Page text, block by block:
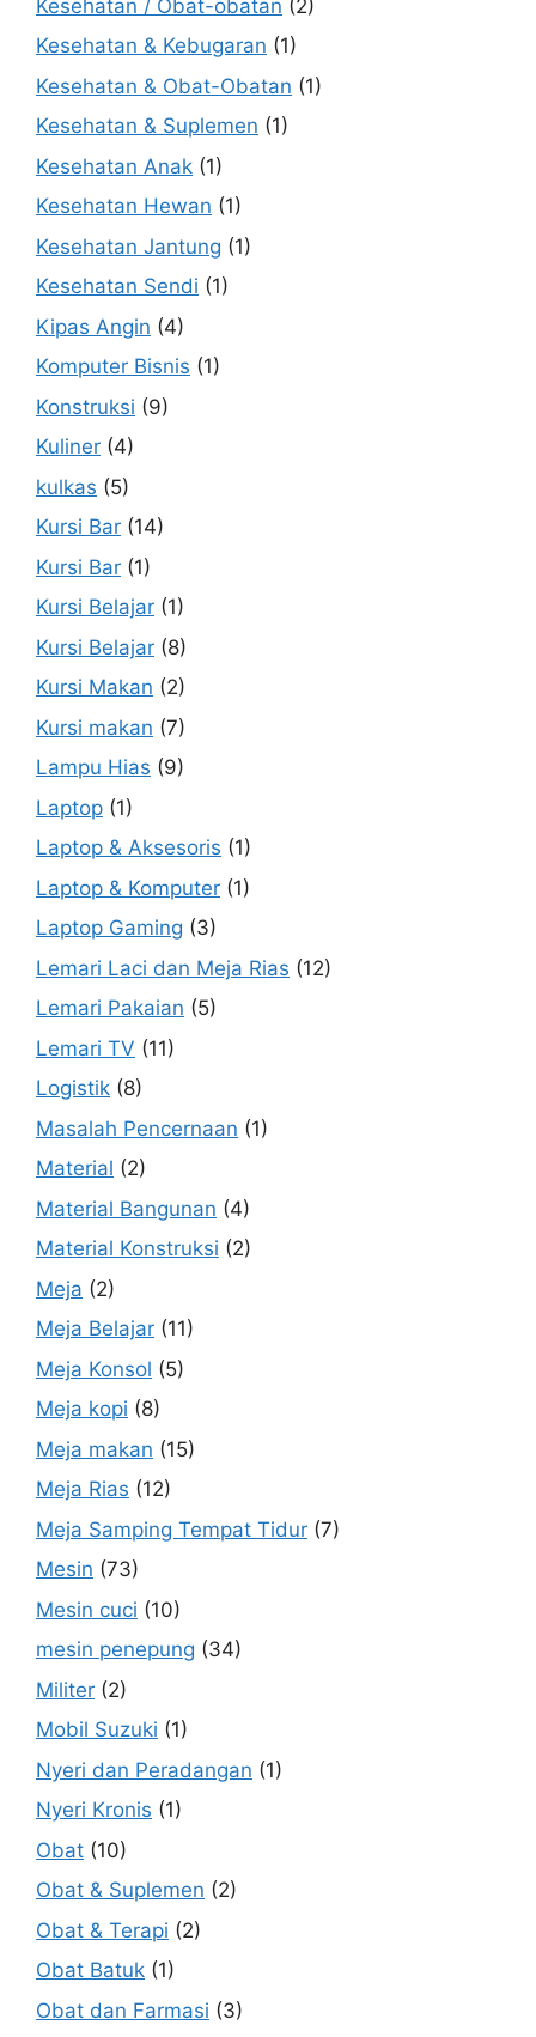
Kesehatan / Obat-obatan (2)
Kesehatan & Kebugaran (1)
Kesehatan & Obat-Obatan (1)
Kesehatan & Suplemen (1)
Kesehatan Anak (1)
Kesehatan Hewan (1)
Kesehatan Jantung (1)
Kesehatan Sendi (1)
Kipas Angin (4)
Komputer Bisnis (1)
Konstruksi (9)
Kuliner (4)
kulkas (5)
Kursi Bar (14)
Kursi Bar (1)
Kursi Belajar (1)
Kursi Belajar (8)
Kursi Makan (2)
Kursi makan (7)
Lampu Hias (9)
Laptop (1)
Laptop & Aksesoris (1)
Laptop & Komputer (1)
Laptop Gaming (3)
Lemari Laci dan Meja Rias (12)
Lemari Pakaian (5)
Lemari TV (11)
Logistik (8)
Masalah Pencernaan (1)
Material (2)
Material Bangunan (4)
Material Konstruksi (2)
Meja (2)
Meja Belajar (11)
Meja Konsol (5)
Meja kopi (8)
Meja makan (15)
Meja Rias (12)
Meja Samping Tempat Tidur (7)
Mesin (73)
Mesin cuci (10)
mesin penepung (34)
Militer (2)
Mobil Suzuki (1)
Nyeri dan Peradangan (1)
Nyeri Kronis (1)
Obat (10)
Obat & Suplemen (2)
Obat & Terapi (2)
Obat Batuk (1)
Obat dan Farmasi (3)